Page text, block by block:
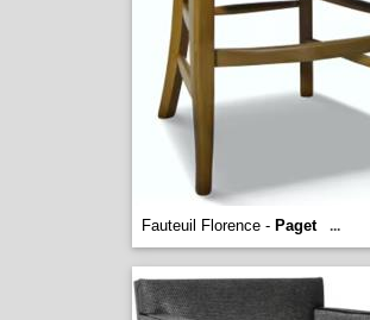
Fauteuil Florence - Paget ...